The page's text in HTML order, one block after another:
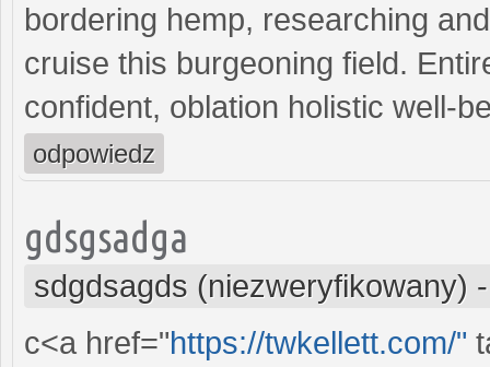
bordering hemp, researching
cruise this burgeoning field.
confident, oblation holistic well-
odpowiedz
gdsgsadga
sdgdsagds (niezweryfikowany)
c<a href="https://twkellett.com/"